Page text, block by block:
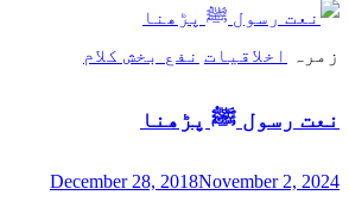
زمرہ اخلاقیات نفع بخش کلام
نعت رسول ﷺ پڑھنا
December 28, 2018November 2, 2024